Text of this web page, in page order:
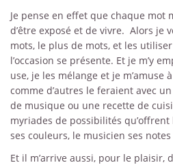
Je pense en effet que chaque mot
d’être exposé et de vivre. Alors je
mots, le plus de mots, et les
l’occasion se présente. Et je m’y
use, je les mélange et je m’amuse
comme d’autres le feraient avec
de musique ou une recette de
myriades de possibilités
ses couleurs, le musicien ses
Et il m’arrive aussi, pour le plaisir,